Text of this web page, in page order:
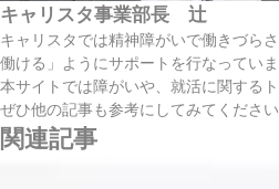
キャリスタ事業部長 辻
キャリスタでは精神障がいで働きづら
働ける」ようにサポートを行なっていま
本サイトでは障がいや、就活に関する
ぜひ他の記事も参考にしてみてください
関連記事